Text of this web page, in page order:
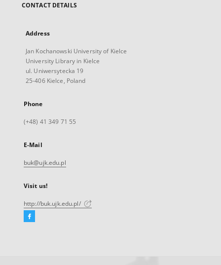
CONTACT DETAILS
Address
Jan Kochanowski University of Kielce
University Library in Kielce
ul. Uniwersytecka 19
25-406 Kielce, Poland
Phone
(+48) 41 349 71 55
E-Mail
buk@ujk.edu.pl
Visit us!
http://buk.ujk.edu.pl/
Facebook